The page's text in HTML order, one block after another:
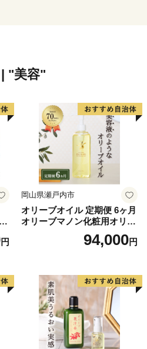
"美容"
円
岡山県瀬戸内市
オリーブオイル 定期便 6ヶ月
オリーブマノン化粧用オリー
ブオイル 200ml オリーブ オ
イル 美容 スキンケア 化粧用
94,000円